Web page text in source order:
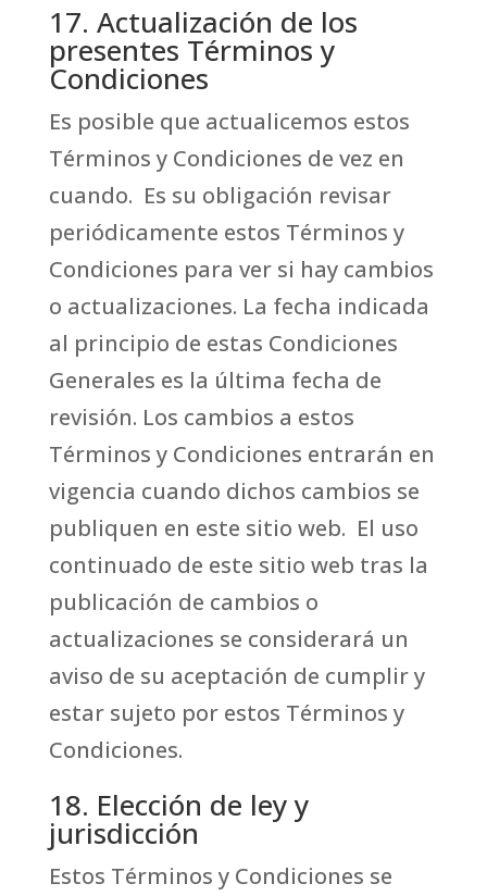
17. Actualización de los
presentes Términos y
Condiciones
Es posible que actualicemos estos
Términos y Condiciones de vez en
cuando. Es su obligación revisar
periódicamente estos Términos y
Condiciones para ver si hay cambios
o actualizaciones. La fecha indicada
al principio de estas Condiciones
Generales es la última fecha de
revisión. Los cambios a estos
Términos y Condiciones entrarán en
vigencia cuando dichos cambios se
publiquen en este sitio web. El uso
continuado de este sitio web tras la
publicación de cambios o
actualizaciones se considerará un
aviso de su aceptación de cumplir y
estar sujeto por estos Términos y
Condiciones.
18. Elección de ley y
jurisdicción
Estos Términos y Condiciones se